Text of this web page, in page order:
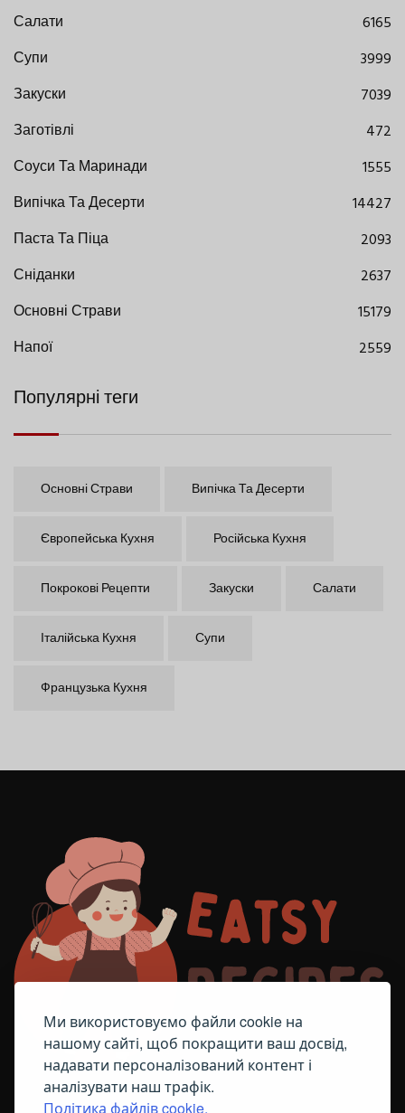
Ми використовуємо файли cookie на
нашому сайті, щоб покращити ваш досвід,
надавати персоналізований контент і
аналізувати наш трафік.
Політика файлів cookie.
Салати
6165
Супи
3999
Закуски
7039
Заготівлі
472
Соуси Та Маринади
1555
Випічка Та Десерти
14427
Паста Та Піца
2093
Сніданки
2637
Основні Страви
15179
Напої
2559
Популярні теги
Основні Страви Випічка Та Десерти
Європейська Кухня Російська Кухня
Покрокові Рецепти Закуски Салати
Італійська Кухня Супи
Французька Кухня